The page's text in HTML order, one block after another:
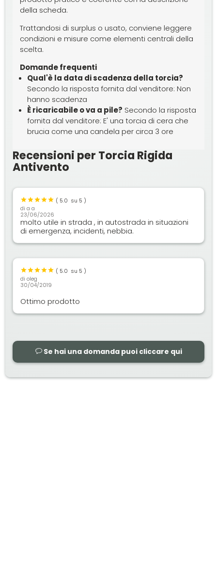
della scheda.
Trattandosi di surplus o usato, conviene leggere
condizioni e misure come elementi centrali della
scelta.
Domande frequenti
Qual'è la data di scadenza della torcia?
Secondo la risposta fornita dal venditore: Non
hanno scadenza
È ricaricabile o va a pile? Secondo la risposta
fornita dal venditore: E' una torcia di cera che
brucia come una candela per circa 3 ore
Recensioni per Torcia Rigida
Antivento
( 5.0 su 5 )
dia a
23/06/2026
molto utile in strada , in autostrada in situazioni
di emergenza, incidenti, nebbia.
( 5.0 su 5 )
dioleg
30/04/2019
Ottimo prodotto
Se hai una domanda puoi cliccare qui